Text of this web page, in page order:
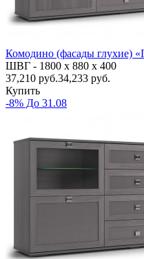
Комодино (фасады глухие)
ШВГ - 1800 х 880 х 400
37,210 руб.34,233 руб.
Купить
-8% До 31.08